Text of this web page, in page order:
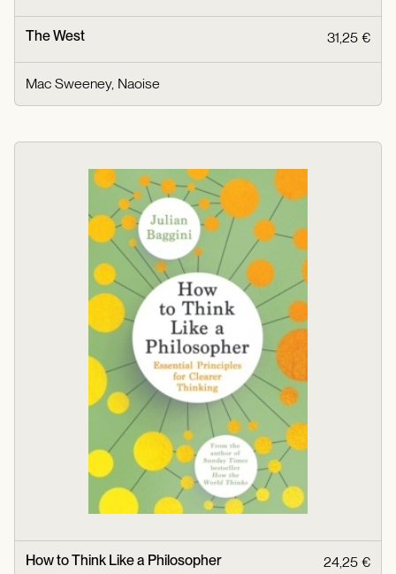
The West 31,25 €
Mac Sweeney, Naoise
How to Think Like a Philosopher 24,25 €